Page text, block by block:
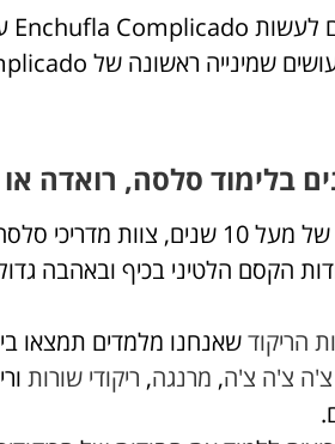
בלימוד סלסה, רואדה או
הקסם הלטיני בכיף ובאהבה
הריקודשאנחנו מלמדים תמצאו
צ'ה צ'ה צ'ה, מרנגה, ריקודי שורות